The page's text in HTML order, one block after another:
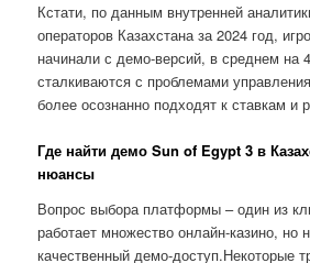
Кстати, по данным внутренней
операторов Казахстана за 2024 год,
начинали с демо-версий, в среднем на
сталкиваются с проблемами
более осознанно подходят к ставкам и
Где найти демо Sun of Egypt 3 в
нюансы
Вопрос выбора платформы – один из
работает множество онлайн-казино, но
качественный демо-доступ.Некоторые